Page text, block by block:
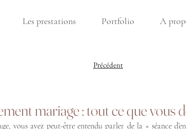
Les prestations Portfolio A
Précédent
mariage : tout ce que vous
vous avez peut-être entendu parler de la « séance